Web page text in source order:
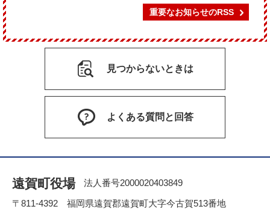
重要なお知らせのRSS
見つからないときは
よくある質問と回答
遠賀町役場
法人番号2000020403849
〒811-4392 福岡県遠賀郡遠賀町大字今古賀513番地